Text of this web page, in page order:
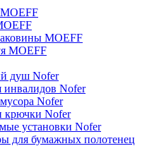
MOEFF
MOEFF
душ Nofer
Nofer
Nofer
крючки Nofer
установки Nofer
для бумажных полотенец